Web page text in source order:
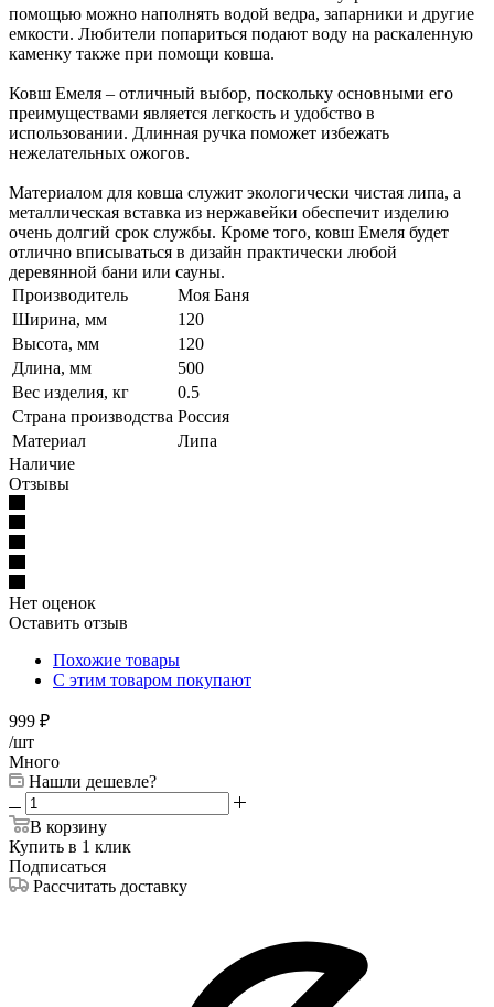
помощью можно наполнять водой ведра, запарники и другие
емкости. Любители попариться подают воду на раскаленную
каменку также при помощи ковша.
Ковш Емеля – отличный выбор, поскольку основными его
преимуществами является легкость и удобство в
использовании. Длинная ручка поможет избежать
нежелательных ожогов.
Материалом для ковша служит экологически чистая липа, а
металлическая вставка из нержавейки обеспечит изделию
очень долгий срок службы. Кроме того, ковш Емеля будет
отлично вписываться в дизайн практически любой
деревянной бани или сауны.
Производитель
Моя Баня
Ширина, мм
120
Высота, мм
120
Длина, мм
500
Вес изделия, кг
0.5
Страна производства Россия
Материал
Липа
Наличие
Отзывы
Нет оценок
Оставить отзыв
Похожие товары
С этим товаром покупают
999 ₽
/шт
Много
Нашли дешевле?
В корзину
Купить в 1 клик
Подписаться
Рассчитать доставку